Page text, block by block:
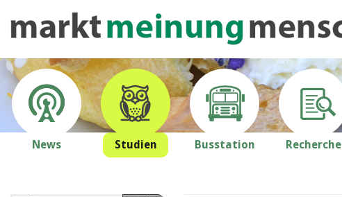
News Studien Busstation Recherche